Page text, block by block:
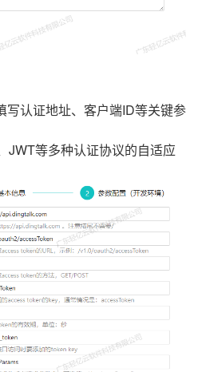
写认证地址、客户端ID等关键参
JWT等多种认证协议的自适应